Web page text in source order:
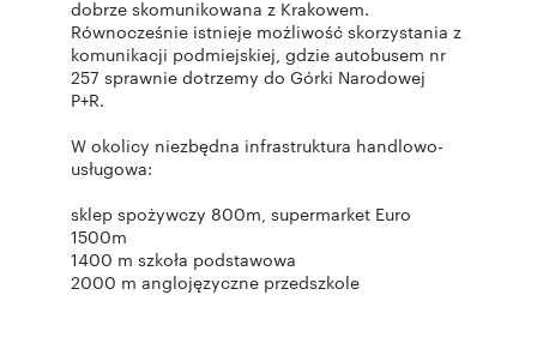
dobrze skomunikowana z Krakowem.
Równocześnie istnieje możliwość skorzystania z
komunikacji podmiejskiej, gdzie autobusem nr
257 sprawnie dotrzemy do Górki Narodowej
P+R.
W okolicy niezbędna infrastruktura handlowo-
usługowa:
sklep spożywczy 800m, supermarket Euro
1500m
1400 m szkoła podstawowa
2000 m anglojęzyczne przedszkole